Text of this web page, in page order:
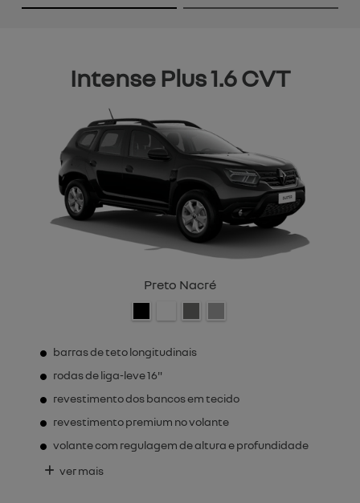
Intense Plus 1.6 CVT
Preto Nacré
barras de teto longitudinais
rodas de liga-leve 16"
revestimento dos bancos em tecido
revestimento premium no volante
volante com regulagem de altura e profundidade
ver mais